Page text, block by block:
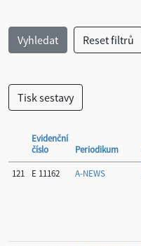
Evidenční
číslo
Periodikum
121
E 11162 A-NEWS